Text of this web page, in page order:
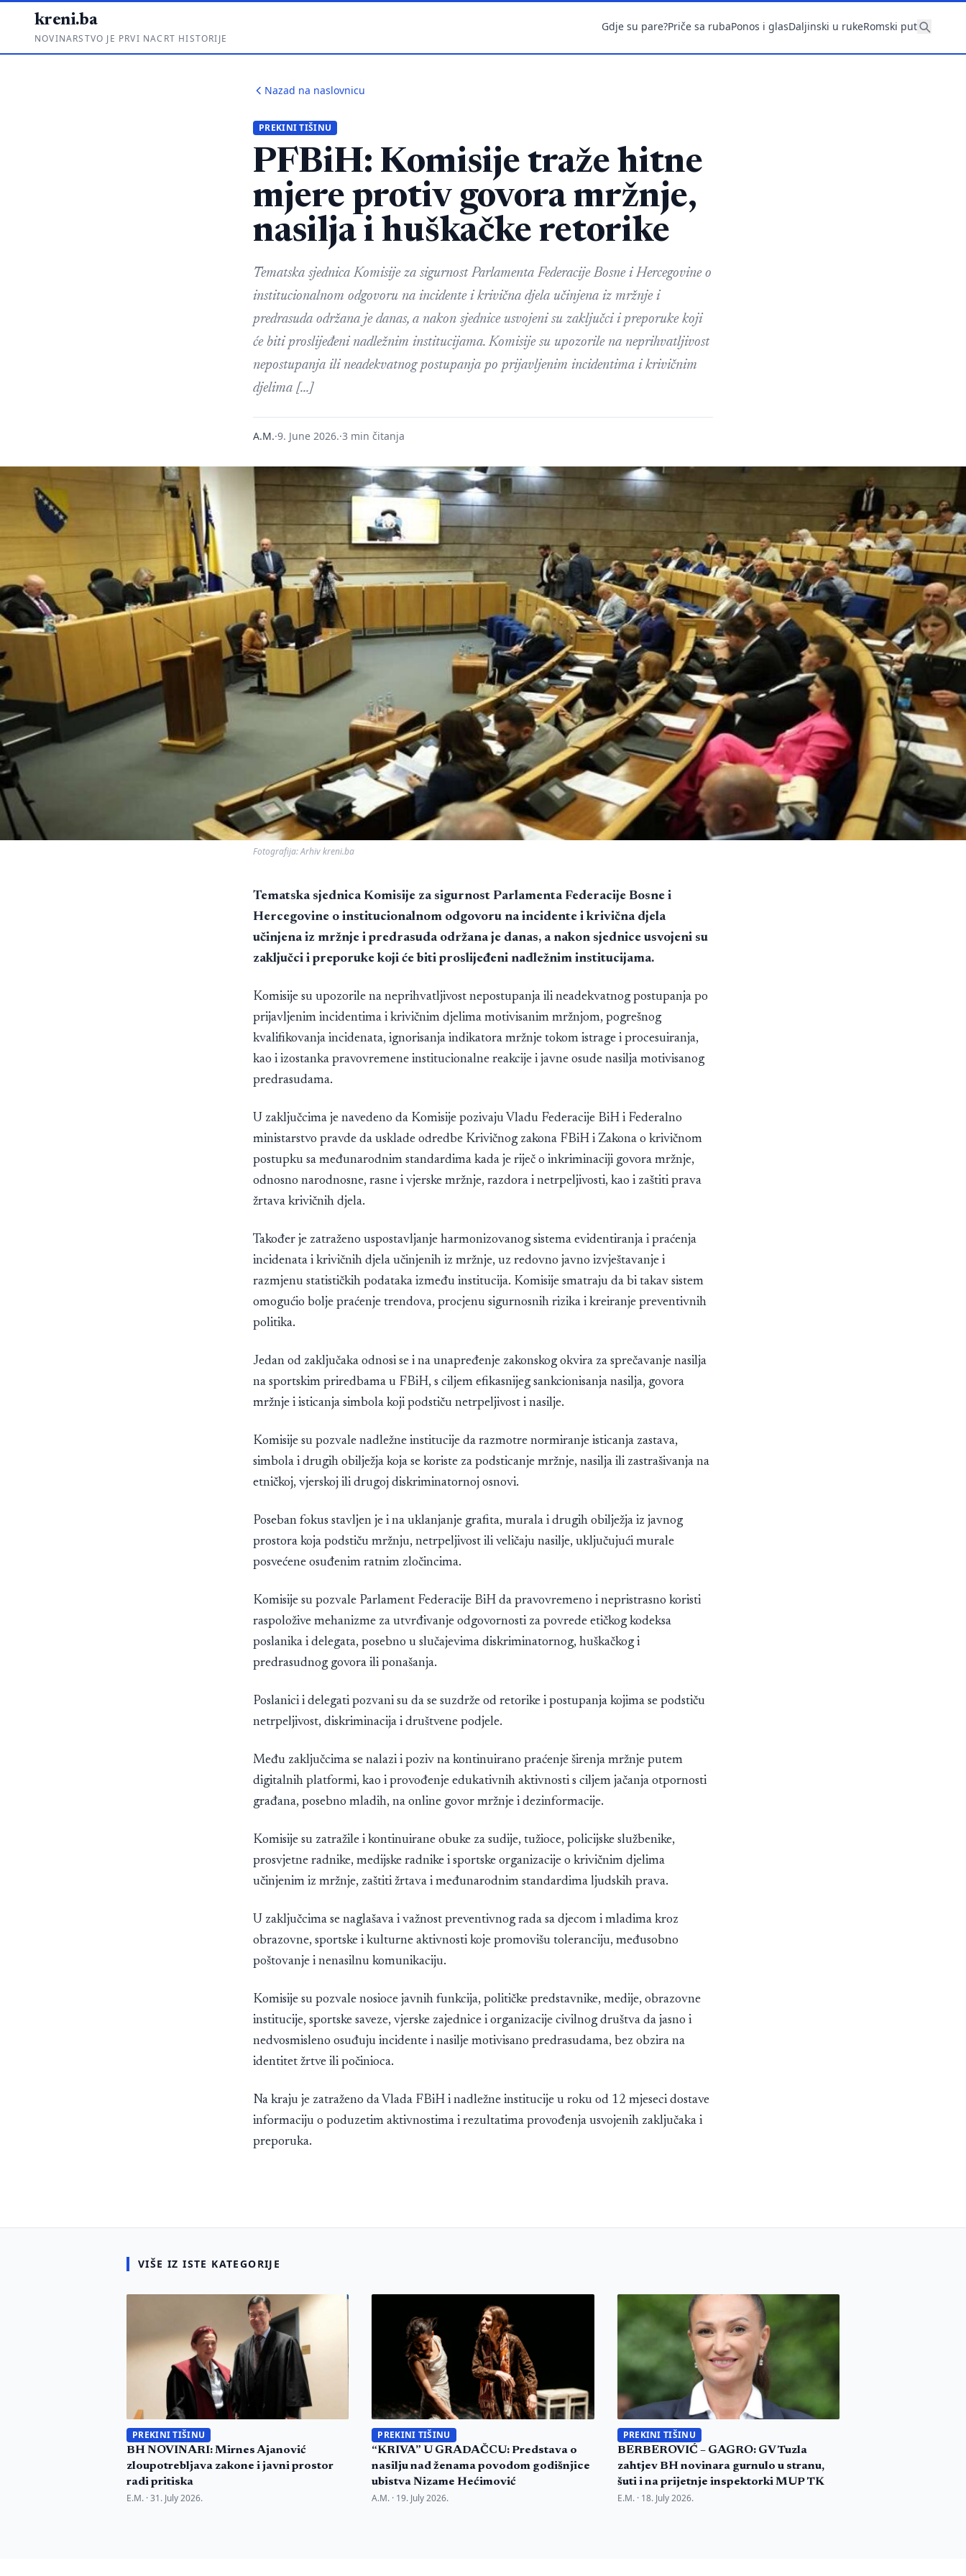
kreni.ba
NOVINARSTVO JE PRVI NACRT HISTORIJE
Gdje su pare?Priče sa rubaPonos i glasDaljinski u rukeRomski put
Nazad na naslovnicu
PREKINI TIŠINU
PFBiH: Komisije traže hitne
mjere protiv govora mržnje,
nasilja i huškačke retorike
Tematska sjednica Komisije za sigurnost Parlamenta Federacije Bosne i Hercegovine o
institucionalnom odgovoru na incidente i krivična djela učinjena iz mržnje i
predrasuda održana je danas, a nakon sjednice usvojeni su zaključci i preporuke koji
će biti proslijeđeni nadležnim institucijama. Komisije su upozorile na neprihvatljivost
nepostupanja ili neadekvatnog postupanja po prijavljenim incidentima i krivičnim
djelima […]
A.M.·9. June 2026.·3 min čitanja
Fotografija: Arhiv kreni.ba
Tematska sjednica Komisije za sigurnost Parlamenta Federacije Bosne i
Hercegovine o institucionalnom odgovoru na incidente i krivična djela
učinjena iz mržnje i predrasuda održana je danas, a nakon sjednice usvojeni su
zaključci i preporuke koji će biti proslijeđeni nadležnim institucijama.
Komisije su upozorile na neprihvatljivost nepostupanja ili neadekvatnog postupanja po
prijavljenim incidentima i krivičnim djelima motivisanim mržnjom, pogrešnog
kvalifikovanja incidenata, ignorisanja indikatora mržnje tokom istrage i procesuiranja,
kao i izostanka pravovremene institucionalne reakcije i javne osude nasilja motivisanog
predrasudama.
U zaključcima je navedeno da Komisije pozivaju Vladu Federacije BiH i Federalno
ministarstvo pravde da usklade odredbe Krivičnog zakona FBiH i Zakona o krivičnom
postupku sa međunarodnim standardima kada je riječ o inkriminaciji govora mržnje,
odnosno narodnosne, rasne i vjerske mržnje, razdora i netrpeljivosti, kao i zaštiti prava
žrtava krivičnih djela.
Također je zatraženo uspostavljanje harmonizovanog sistema evidentiranja i praćenja
incidenata i krivičnih djela učinjenih iz mržnje, uz redovno javno izvještavanje i
razmjenu statističkih podataka između institucija. Komisije smatraju da bi takav sistem
omogućio bolje praćenje trendova, procjenu sigurnosnih rizika i kreiranje preventivnih
politika.
Jedan od zaključaka odnosi se i na unapređenje zakonskog okvira za sprečavanje nasilja
na sportskim priredbama u FBiH, s ciljem efikasnijeg sankcionisanja nasilja, govora
mržnje i isticanja simbola koji podstiču netrpeljivost i nasilje.
Komisije su pozvale nadležne institucije da razmotre normiranje isticanja zastava,
simbola i drugih obilježja koja se koriste za podsticanje mržnje, nasilja ili zastrašivanja na
etničkoj, vjerskoj ili drugoj diskriminatornoj osnovi.
Poseban fokus stavljen je i na uklanjanje grafita, murala i drugih obilježja iz javnog
prostora koja podstiču mržnju, netrpeljivost ili veličaju nasilje, uključujući murale
posvećene osuđenim ratnim zločincima.
Komisije su pozvale Parlament Federacije BiH da pravovremeno i nepristrasno koristi
raspoložive mehanizme za utvrđivanje odgovornosti za povrede etičkog kodeksa
poslanika i delegata, posebno u slučajevima diskriminatornog, huškačkog i
predrasudnog govora ili ponašanja.
Poslanici i delegati pozvani su da se suzdrže od retorike i postupanja kojima se podstiču
netrpeljivost, diskriminacija i društvene podjele.
Među zaključcima se nalazi i poziv na kontinuirano praćenje širenja mržnje putem
digitalnih platformi, kao i provođenje edukativnih aktivnosti s ciljem jačanja otpornosti
građana, posebno mladih, na online govor mržnje i dezinformacije.
Komisije su zatražile i kontinuirane obuke za sudije, tužioce, policijske službenike,
prosvjetne radnike, medijske radnike i sportske organizacije o krivičnim djelima
učinjenim iz mržnje, zaštiti žrtava i međunarodnim standardima ljudskih prava.
U zaključcima se naglašava i važnost preventivnog rada sa djecom i mladima kroz
obrazovne, sportske i kulturne aktivnosti koje promovišu toleranciju, međusobno
poštovanje i nenasilnu komunikaciju.
Komisije su pozvale nosioce javnih funkcija, političke predstavnike, medije, obrazovne
institucije, sportske saveze, vjerske zajednice i organizacije civilnog društva da jasno i
nedvosmisleno osuđuju incidente i nasilje motivisano predrasudama, bez obzira na
identitet žrtve ili počinioca.
Na kraju je zatraženo da Vlada FBiH i nadležne institucije u roku od 12 mjeseci dostave
informaciju o poduzetim aktivnostima i rezultatima provođenja usvojenih zaključaka i
preporuka.
VIŠE IZ ISTE KATEGORIJE
PREKINI TIŠINU
BH NOVINARI: Mirnes Ajanović
zloupotrebljava zakone i javni prostor
radi pritiska
E.M. ·31. July 2026.
PREKINI TIŠINU
“KRIVA” U GRADAČCU: Predstava o
nasilju nad ženama povodom godišnjice
ubistva Nizame Hećimović
A.M. · 19. July 2026.
PREKINI TIŠINU
BERBEROVIĆ – GAGRO: GV Tuzla
zahtjev BH novinara gurnulo u stranu,
šuti i na prijetnje inspektorki MUP TK
E.M. · 18. July 2026.